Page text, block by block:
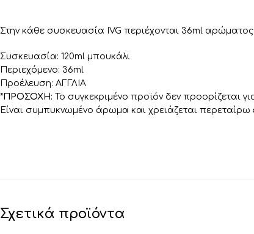
Στην κάθε συσκευασία IVG περιέχονται 36ml αρώματος
Συσκευασία: 120ml μπουκάλι
Περιεχόμενο: 36ml
Προέλευση: ΑΓΓΛΙΑ
*ΠΡΟΣΟΧΗ: Το συγκεκριμένο προϊόν δεν προορίζεται
Είναι συμπυκνωμένο άρωμα και χρειάζεται περεταίρω
Σχετικά προϊόντα